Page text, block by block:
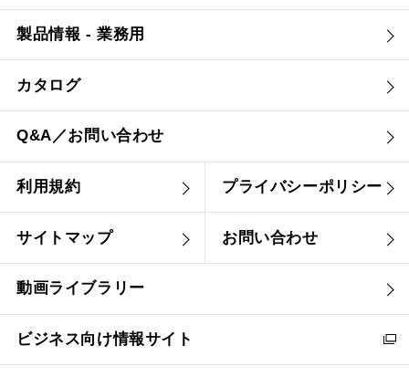
YMKP63-375 SJ ¥15,290（税抜価格 ￥
製品情報 - 業務用
カタログ
Q&A／お問い合わせ
利用規約 プライバシーポリシー
サイトマップ お問い合わせ
動画ライブラリー
ビジネス向け情報サイト